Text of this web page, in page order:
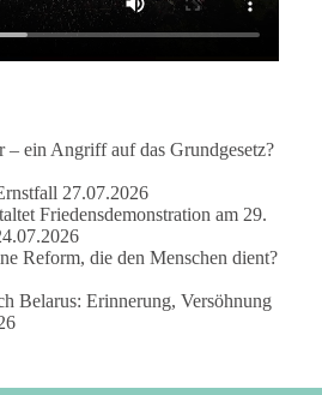
Doch unabhängig davon zeigt
getroffen?
notwendig und welche nicht?
für die massiven
Unternehmen und das Vertrauen
– ein Angriff auf das Grundgesetz?
27.07.2026
Friedensdemonstration am 29.
Reform, die den Menschen dient?
Belarus: Erinnerung, Versöhnung